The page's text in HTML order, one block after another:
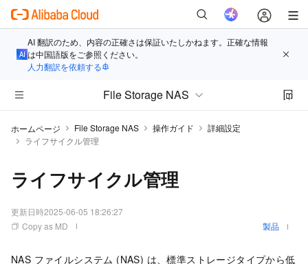
AI 翻訳のため、内容の正確さは保証いたしかねます。正確な情報
は中国語版をご参照ください。
人力翻訳を依頼する
File Storage NAS
ホームページ File Storage NAS 操作ガイド
詳細設定
ライフサイクル管理
ライフサイクル管理
更新日時2025-06-05 18:26:27
Copy as MD
製品
NAS ファイルシステム (NAS) は、標準ストレージタイプから低